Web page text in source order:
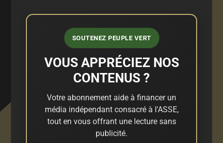
SOUTENEZ PEUPLE VERT
VOUS APPRÉCIEZ NOS
CONTENUS ?
Votre abonnement aide à financer un
média indépendant consacré à l'ASSE,
tout en vous offrant une lecture sans
publicité.